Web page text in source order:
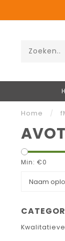
Home /
Min: €0